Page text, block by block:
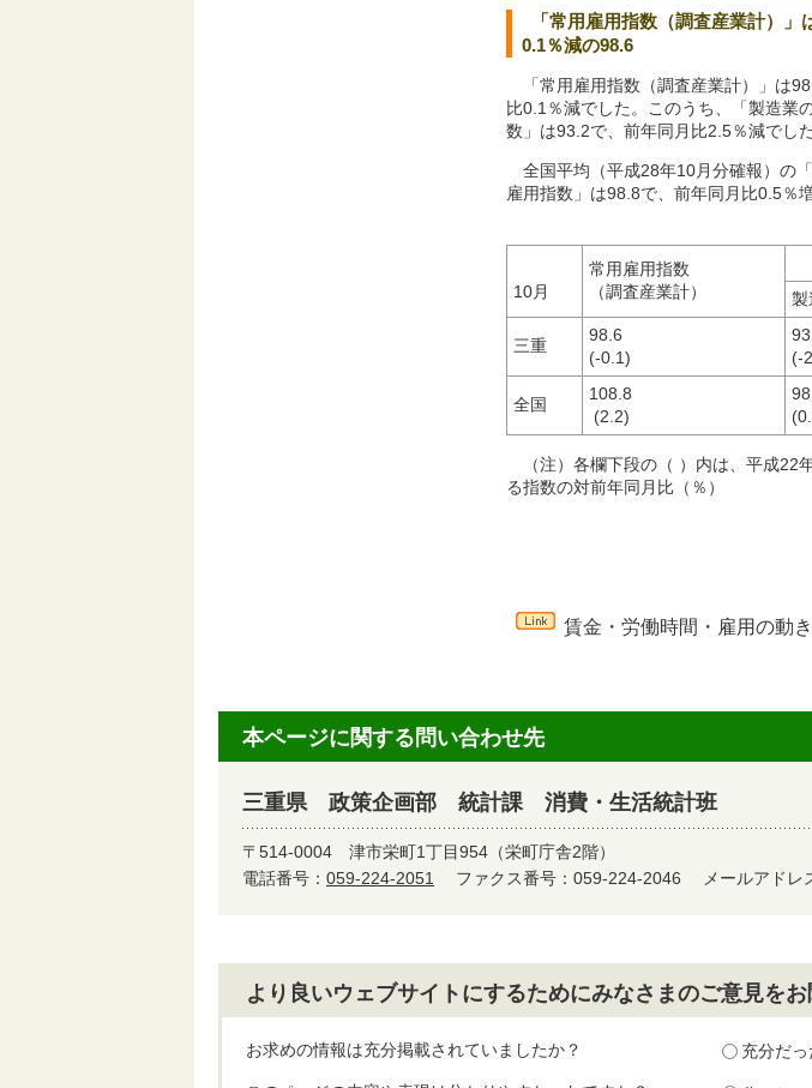
「常用雇用指数（調査産業計）」
0.1％減の98.6
「常用雇用指数（調査産業計）」は
比0.1％減でした。このうち、「製造業
数」は93.2で、前年同月比2.5％減でした
全国平均（平成28年10月分確報）の
雇用指数」は98.8で、前年同月比0.5％
10月
常用雇用指数
（調査産業計）
製
三重
98.6
(-0.1)
(-
全国
108.8
(2.2)
（注）各欄下段の（ ）内は、平成22
る指数の対前年同月比（％）
賃金・労働時間・雇用の動
本ページに関する問い合わせ先
三重県 政策企画部 統計課 消費・生活統計班
〒514-0004 津市栄町1丁目954（栄町庁舎2階）
電話番号： 059-224-2051 ファクス番号：059-224-2046 メールアドレ
より良いウェブサイトにするためにみなさまのご意見を
お求めの情報は充分掲載されていましたか？ 充分だっ